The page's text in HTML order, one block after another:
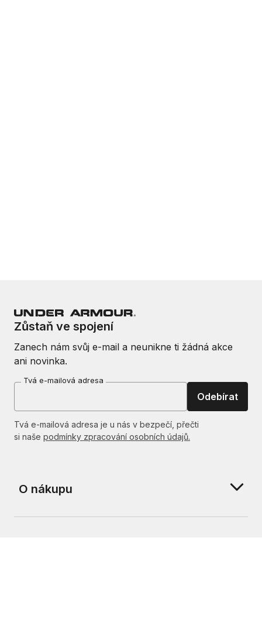
Zůstaň ve spojení
Zanech nám svůj e-mail a neunikne ti žádná akce
ani novinka.
Tvá e-mailová adresa
Odebírat
Tvá e-mailová adresa je u nás v bezpečí, přečti
si naše podmínky zpracování osobních údajů.
O nákupu